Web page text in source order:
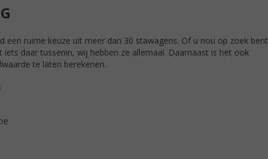
ruime keuze uit meer dan 30 stawagens. Of u nou op zoek bent
daar tussenin, wij hebben ze allemaal. Daarnaast is het ook
te laten berekenen.